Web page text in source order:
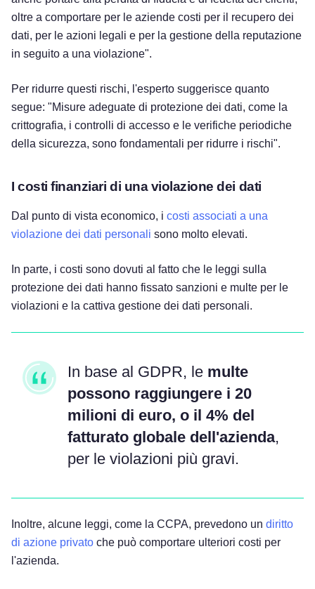
oltre a comportare per le aziende costi per il recupero dei
dati, per le azioni legali e per la gestione della reputazione
in seguito a una violazione".
Per ridurre questi rischi, l'esperto suggerisce quanto
segue: "Misure adeguate di protezione dei dati, come la
crittografia, i controlli di accesso e le verifiche periodiche
della sicurezza, sono fondamentali per ridurre i rischi".
I costi finanziari di una violazione dei dati
Dal punto di vista economico, i costi associati a una
violazione dei dati personali sono molto elevati.
In parte, i costi sono dovuti al fatto che le leggi sulla
protezione dei dati hanno fissato sanzioni e multe per le
violazioni e la cattiva gestione dei dati personali.
In base al GDPR, le multe
possono raggiungere i 20
milioni di euro, o il 4% del
fatturato globale dell'azienda,
per le violazioni più gravi.
Inoltre, alcune leggi, come la CCPA, prevedono un diritto
di azione privato che può comportare ulteriori costi per
l'azienda.